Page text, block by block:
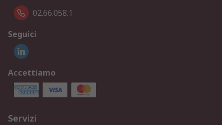
02.66.058.1
Seguici
Accettiamo
Servizi